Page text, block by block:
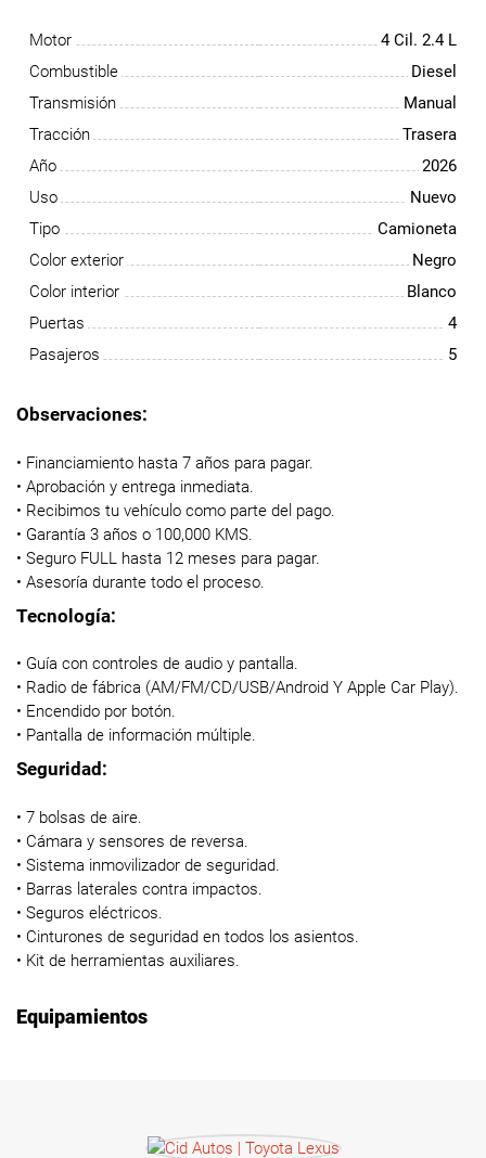
Motor 4 Cil. 2.4 L
Combustible
Diesel
Transmisión
Manual
Tracción
Trasera
Año
2026
Uso
Nuevo
Tipo
Camioneta
Color exterior
Negro
Color interior
Blanco
Puertas
4
Pasajeros
5
Observaciones:
• Financiamiento hasta 7 años para pagar.
• Aprobación y entrega inmediata.
• Recibimos tu vehículo como parte del pago.
• Garantía 3 años o 100,000 KMS.
• Seguro FULL hasta 12 meses para pagar.
• Asesoría durante todo el proceso.
Tecnología:
• Guía con controles de audio y pantalla.
• Radio de fábrica (AM/FM/CD/USB/Android Y Apple Car Play).
• Encendido por botón.
• Pantalla de información múltiple.
Seguridad:
• 7 bolsas de aire.
• Cámara y sensores de reversa.
• Sistema inmovilizador de seguridad.
• Barras laterales contra impactos.
• Seguros eléctricos.
• Cinturones de seguridad en todos los asientos.
• Kit de herramientas auxiliares.
Equipamientos